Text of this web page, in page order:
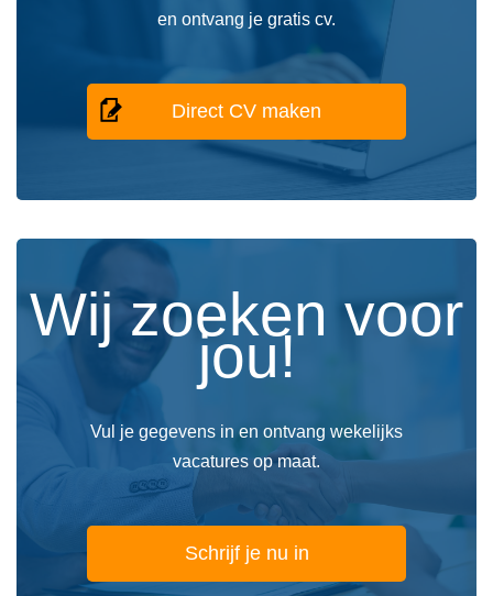
en ontvang je gratis cv.
Direct CV maken
Wij zoeken voor
jou!
Vul je gegevens in en ontvang wekelijks
vacatures op maat.
Schrijf je nu in